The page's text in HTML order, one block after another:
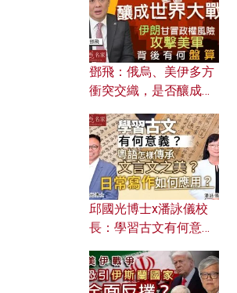
控？
鄧飛：俄烏、美伊多方
衝突交織，是否釀成世
風險攻擊美軍，背後有
何盤算？
邱國光博士x潘詠儀校
長：學習古文有何意
文之美？ 日常寫作如何
應用？